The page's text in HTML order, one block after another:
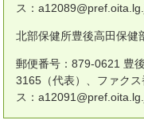
ス：
北部保健所豊後高田保健
郵便番号：879-0621 豊
3165（代表）、ファク
ス：